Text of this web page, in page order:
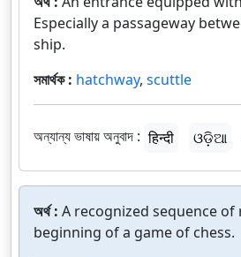
Especially a passageway
ship.
সমার্থক : hatchway, scuttle
অন্যান্য ভাষায় অনুবাদ : हिन्दी ଓଡ଼ିଆ
অর্থ : A recognized sequence of
beginning of a game of chess.